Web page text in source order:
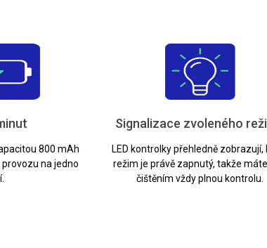
800 mAh
na jedno
Signalizace zvoleného
LED kontrolky přehledně zobrazují,
režim je právě zapnutý, takže
čištěním vždy plnou kontrolu.